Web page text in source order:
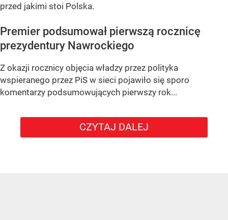
przed jakimi stoi Polska.
Premier podsumował pierwszą rocznicę
prezydentury Nawrockiego
Z okazji rocznicy objęcia władzy przez polityka
wspieranego przez PiS w sieci pojawiło się sporo
komentarzy podsumowujących pierwszy rok...
CZYTAJ DALEJ